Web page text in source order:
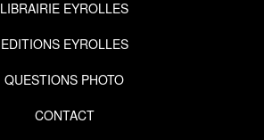
LIBRAIRIE EYROLLES
EDITIONS EYROLLES
QUESTIONS PHOTO
CONTACT